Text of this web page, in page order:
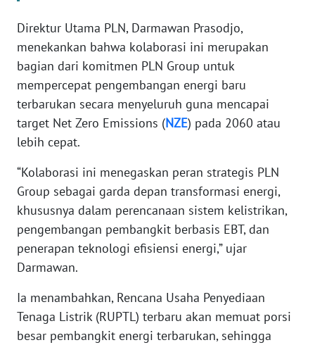
Direktur Utama PLN, Darmawan Prasodjo,
menekankan bahwa kolaborasi ini merupakan
bagian dari komitmen PLN Group untuk
mempercepat pengembangan energi baru
terbarukan secara menyeluruh guna mencapai
target Net Zero Emissions (NZE) pada 2060 atau
lebih cepat.
“Kolaborasi ini menegaskan peran strategis PLN
Group sebagai garda depan transformasi energi,
khususnya dalam perencanaan sistem kelistrikan,
pengembangan pembangkit berbasis EBT, dan
penerapan teknologi efisiensi energi,” ujar
Darmawan.
Ia menambahkan, Rencana Usaha Penyediaan
Tenaga Listrik (RUPTL) terbaru akan memuat porsi
besar pembangkit energi terbarukan, sehingga
WN
KEPRI
PAPUA
WN
BARAT
WN
RIAU
WN
WN
JAMBI